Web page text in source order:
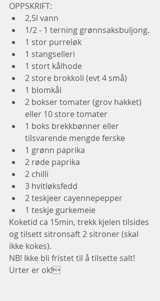
OPPSKRIFT:
2,5l vann
1/2 - 1 terning grønnsaksbuljong.
1 stor purreløk
1 stangselleri
1 stort kålhode
2 store brokkoli (evt 4 små)
1 blomkål
2 bokser tomater (grov hakket)
eller 10 store tomater
1 boks brekkbønner eller
tilsvarende mengde ferske
1 grønn paprika
2 røde paprika
2 chilli
3 hvitløksfedd
2 teskjeer cayennepepper
1 teskje gurkemeie
Koketid ca 15min, trekk kjelen tilsides
og tilsett sitronsaft 2 sitroner (skal
ikke kokes).
NB! Ikke bli fristet til å tilsette salt!
Urter er ok!